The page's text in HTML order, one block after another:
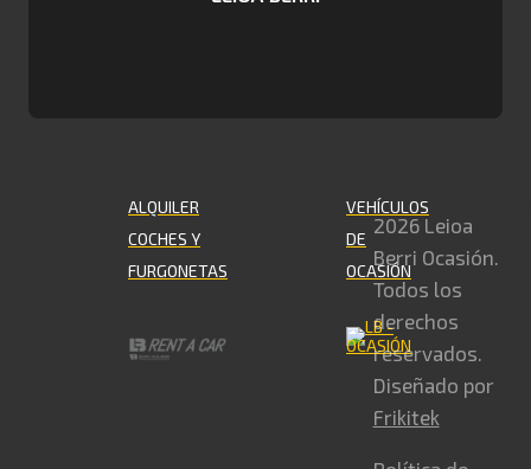
ALQUILER
COCHES Y
FURGONETAS
VEHÍCULOS
DE
OCASIÓN
2026 Leioa
Berri Ocasión.
Todos los
derechos
reservados.
Diseñado por
Frikitek